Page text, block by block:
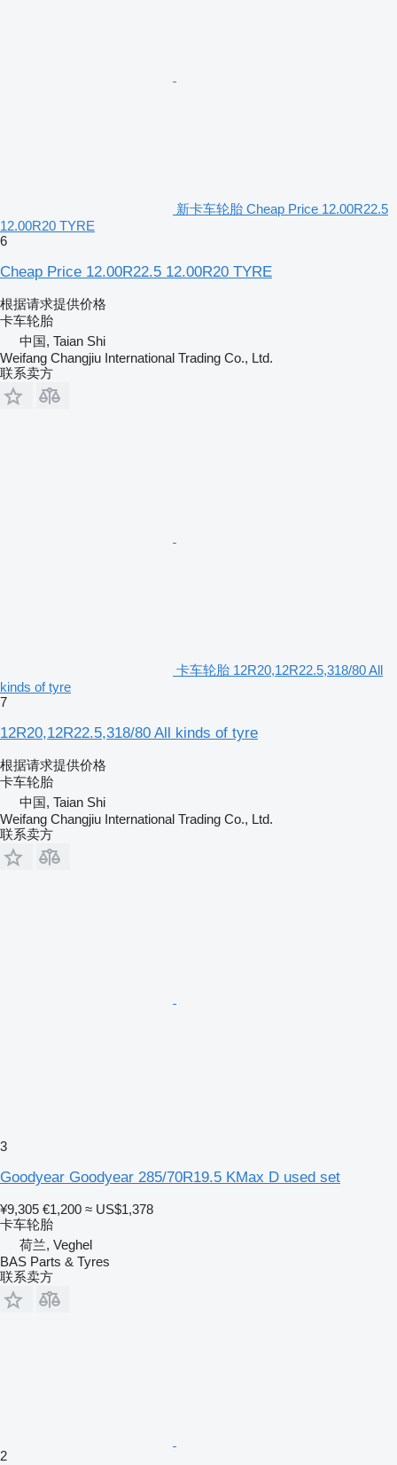
新卡车轮胎 Cheap Price 12.00R22.5
12.00R20 TYRE
6
Cheap Price 12.00R22.5 12.00R20 TYRE
根据请求提供价格
卡车轮胎
中国, Taian Shi
Weifang Changjiu International Trading Co., Ltd.
联系卖方
卡车轮胎 12R20,12R22.5,318/80 All
kinds of tyre
7
12R20,12R22.5,318/80 All kinds of tyre
根据请求提供价格
卡车轮胎
中国, Taian Shi
Weifang Changjiu International Trading Co., Ltd.
联系卖方
3
Goodyear Goodyear 285/70R19.5 KMax D used set
¥9,305 €1,200 ≈ US$1,378
卡车轮胎
荷兰, Veghel
BAS Parts & Tyres
联系卖方
2